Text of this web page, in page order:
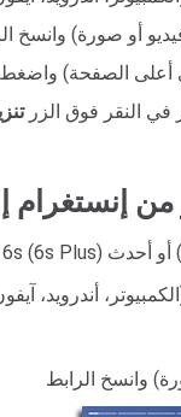
في النقر فوق الزر